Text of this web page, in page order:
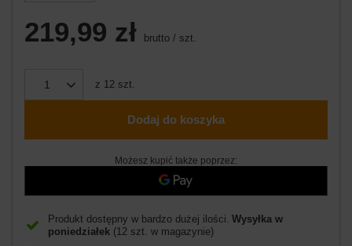
219,99 zł brutto / szt.
z 12 szt.
Dodaj do koszyka
Możesz kupić także poprzez:
Produkt dostępny w bardzo dużej ilości Wysyłka w
poniedziałek (12 szt. w magazynie)